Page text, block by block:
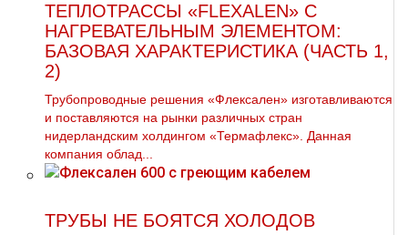
ТЕПЛОТРАССЫ «FLEXALEN» С
НАГРЕВАТЕЛЬНЫМ ЭЛЕМЕНТОМ:
БАЗОВАЯ ХАРАКТЕРИСТИКА (ЧАСТЬ 1,
2)
Трубопроводные решения «Флексален» изготавливаются
и поставляются на рынки различных стран
нидерландским холдингом «Термафлекс». Данная
компания облад...
ТРУБЫ НЕ БОЯТСЯ ХОЛОДОВ